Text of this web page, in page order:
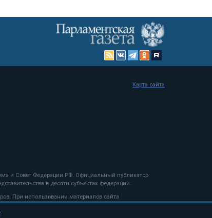
и Совет Федерации РФ. Официальный публикатор
в десяти субъектах федерации.
При использовании материалов сайта
Карта сайта